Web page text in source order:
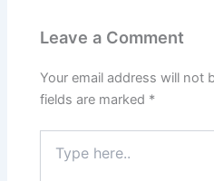
Leave a Comment
Your email address will not
fields are marked *
here..